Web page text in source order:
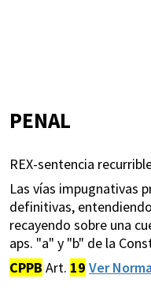
PENAL
REX-sentencia
Las vías impugnativas
definitivas,
recayendo sobre una
aps. "a" y "b" de la
CPPB Art. 19 Ver